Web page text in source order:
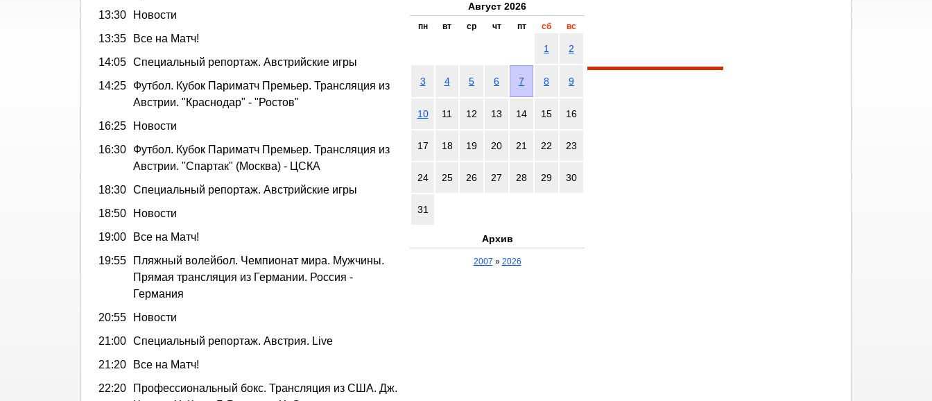
13:30
Новости
13:35
Все на Матч!
14:05 Специальный репортаж. Австрийские игры
14:25
Футбол. Кубок Париматч Премьер. Трансляция из
Австрии. "Краснодар" - "Ростов"
16:25
Новости
16:30
Футбол. Кубок Париматч Премьер. Трансляция из
Австрии. "Спартак" (Москва) - ЦСКА
18:30 Специальный репортаж. Австрийские игры
18:50
Новости
19:00
Все на Матч!
19:55
Пляжный волейбол. Чемпионат мира. Мужчины.
Прямая трансляция из Германии. Россия -
Германия
20:55
Новости
21:00 Специальный репортаж. Австрия. Live
21:20
Все на Матч!
22:20
Профессиональный бокс. Трансляция из США. Дж.
Август 2026
пн вт ср чт пт сб вс
1 2
3 4 5 6 7 8 9
10 11 12 13 14 15 16
17 18 19 20 21 22 23
24 25 26 27 28 29 30
31
Архив
2007 » 2026